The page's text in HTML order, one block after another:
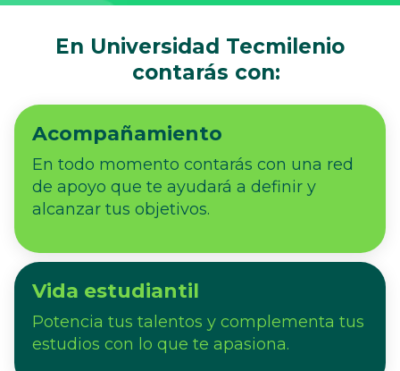
En Universidad Tecmilenio
contarás con:
Acompañamiento
En todo momento contarás con una red
de apoyo que te ayudará a definir y
alcanzar tus objetivos.
Vida estudiantil
Potencia tus talentos y complementa tus
estudios con lo que te apasiona.